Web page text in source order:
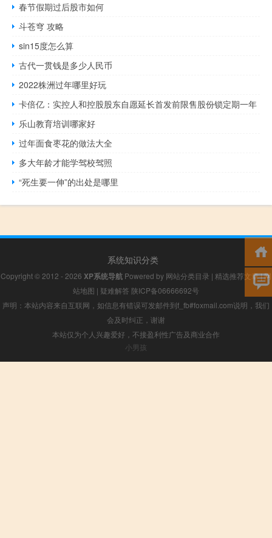
春节假期过后股市如何
斗苍穹 攻略
sin15度怎么算
古代一贯钱是多少人民币
2022株洲过年哪里好玩
卡倍亿：实控人和控股股东自愿延长首发前限售股份锁定期一年
乐山教育培训哪家好
过年面食枣花的做法大全
多大年龄才能学驾校驾照
“死生要一伸”的出处是哪里
系统知识分类
Copyright © 2012 - 2026 XP系统导航 Powered by 网站分类目录 | 精选推荐文章|网
站地图 | 疑难解答 陕ICP备06666692号
声明：本站内容来自互联网，如信息有错误可发邮件到f_fb#foxmail.com说明，我们
会及时纠正，谢谢
本站仅为个人兴趣爱好，不接盈利性广告及商业合作
小男孩